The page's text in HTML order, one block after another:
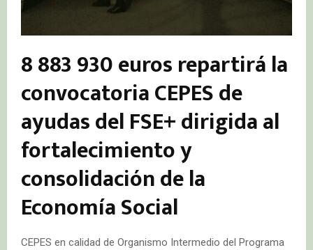
8 883 930 euros repartirá la
convocatoria CEPES de
ayudas del FSE+ dirigida al
fortalecimiento y
consolidación de la
Economía Social
CEPES en calidad de Organismo Intermedio del Programa